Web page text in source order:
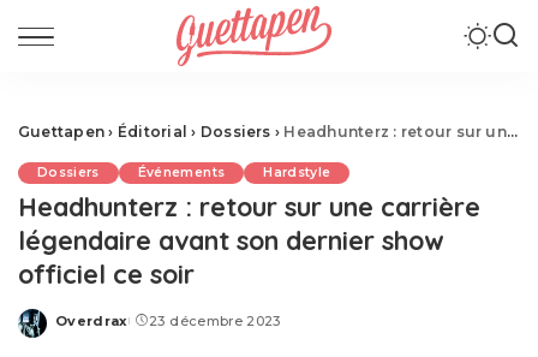
Guettapen › Éditorial › Dossiers › Headhunterz : retour sur une carrière légendaire avant son dernier show officiel ce soir
Dossiers Événements Hardstyle
Headhunterz : retour sur une carrière
légendaire avant son dernier show
officiel ce soir
Posted
Overdrax 23 décembre 2023